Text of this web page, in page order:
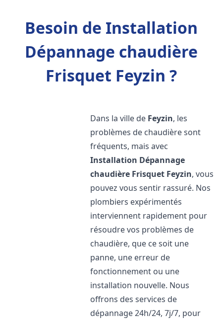
Besoin de Installation
Dépannage chaudière
Frisquet Feyzin ?
Dans la ville de Feyzin, les
problèmes de chaudière sont
fréquents, mais avec
Installation Dépannage
chaudière Frisquet Feyzin, vous
pouvez vous sentir rassuré. Nos
plombiers expérimentés
interviennent rapidement pour
résoudre vos problèmes de
chaudière, que ce soit une
panne, une erreur de
fonctionnement ou une
installation nouvelle. Nous
offrons des services de
dépannage 24h/24, 7j/7, pour